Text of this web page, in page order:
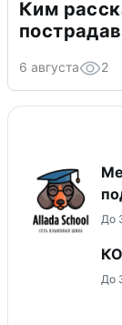
Ким
6 августа 2
До
До